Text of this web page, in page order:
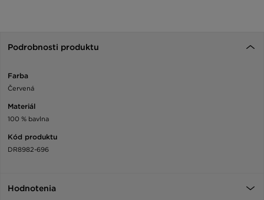
Podrobnosti produktu
Farba
Červená
Materiál
100 % bavlna
Kód produktu
DR8982-696
Hodnotenia